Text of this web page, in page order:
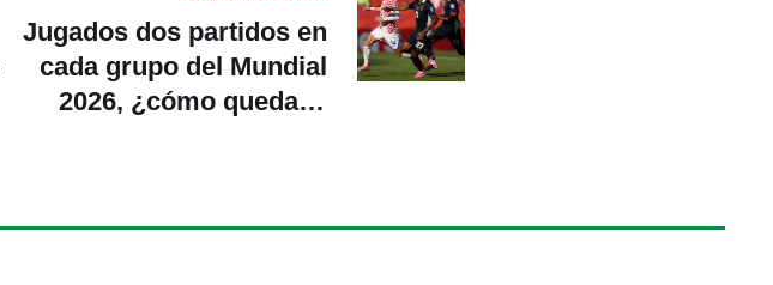
Jugados dos partidos en
cada grupo del Mundial
2026, ¿cómo queda la